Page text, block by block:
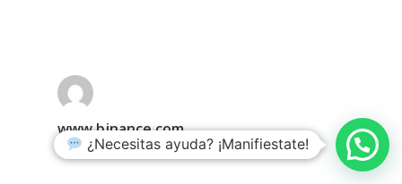
www.binance.com
febrero 26, 2025 a las 3:20 am
¿Necesitas ayuda? ¡Manifiestate!